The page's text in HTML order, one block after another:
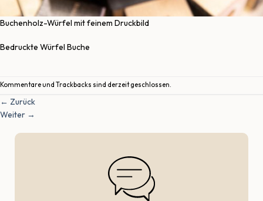
Buchenholz-Würfel mit feinem Druckbild
Bedruckte Würfel Buche
Kommentare und Trackbacks sind derzeit geschlossen.
← Zurück
Weiter →